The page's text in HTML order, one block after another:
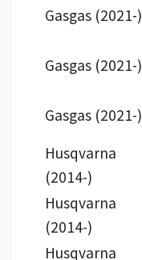
Gasgas (2021-)
Gasgas (2021-)
Gasgas (2021-)
Husqvarna
(2014-)
Husqvarna
(2014-)
Husqvarna